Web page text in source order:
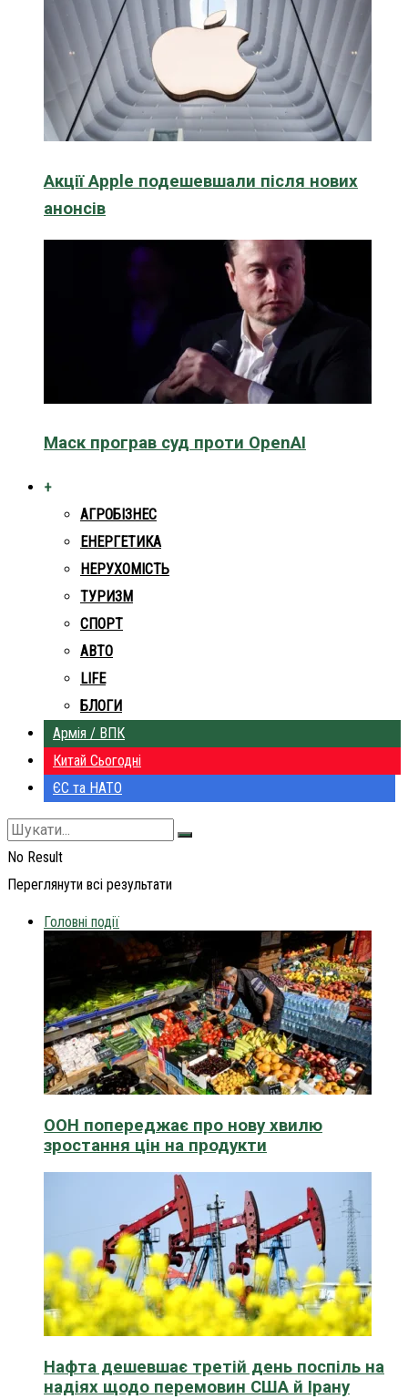
Акції Apple подешевшали після нових
анонсів
Маск програв суд проти OpenAI
+
АГРОБІЗНЕС
ЕНЕРГЕТИКА
НЕРУХОМІСТЬ
ТУРИЗМ
СПОРТ
АВТО
LIFE
БЛОГИ
Армія / ВПК
Китай Сьогодні
ЄС та НАТО
No Result
Переглянути всі результати
Головні події
ООН попереджає про нову хвилю
зростання цін на продукти
Нафта дешевшає третій день поспіль на
надіях щодо перемовин США й Ірану